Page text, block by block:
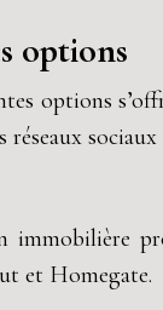
options
options
et Homegate.